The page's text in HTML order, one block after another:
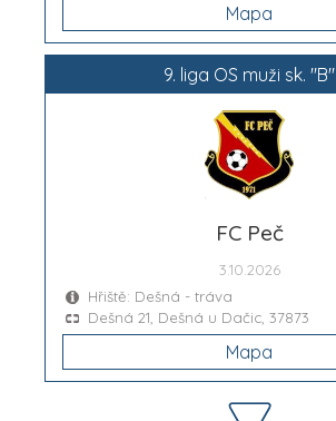
Mapa
9. liga OS muži sk. "B"
FC Peč
3.10.2026
Hřiště: Dešná - tráva
Dešná 21, Dešná u Dačic, 37873
Mapa